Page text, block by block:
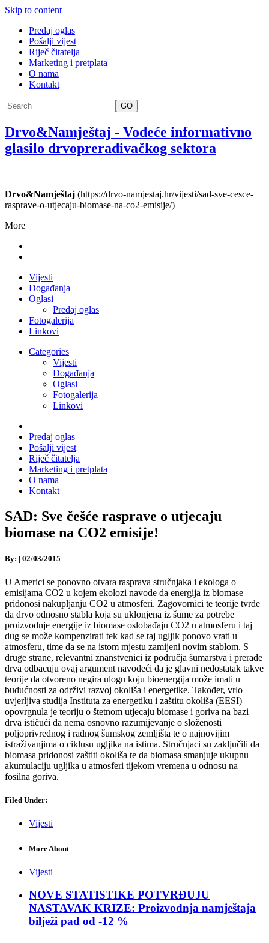
Skip to content
Predaj oglas
Pošalji vijest
Riječ čitatelja
Marketing i pretplata
O nama
Kontakt
GO
Drvo&Namještaj - Vodeće informativno
glasilo drvoprerađivačkog sektora
Drvo&Namještaj (https://drvo-namjestaj.hr/vijesti/sad-sve-cesce-
rasprave-o-utjecaju-biomase-na-co2-emisije/)
More
Vijesti
Događanja
Oglasi
Predaj oglas
Fotogalerija
Linkovi
Categories
Vijesti
Događanja
Oglasi
Fotogalerija
Linkovi
Predaj oglas
Pošalji vijest
Riječ čitatelja
Marketing i pretplata
O nama
Kontakt
SAD: Sve češće rasprave o utjecaju
biomase na CO2 emisije!
By: | 02/03/2015
U Americi se ponovno otvara rasprava stručnjaka i ekologa o
emisijama CO2 u kojem ekolozi navode da energija iz biomase
pridonosi nakupljanju CO2 u atmosferi. Zagovornici te teorije tvrde
da drvo odnosno stabla koja su uklonjena iz šume za potrebe
proizvodnje energije iz biomase oslobađaju CO2 u atmosferu i taj
dug se može kompenzirati tek kad se taj ugljik ponovo vrati u
atmosferu, time da se na istom mjestu zamijeni novim stablom. S
druge strane, relevantni znanstvenici iz područja šumarstva i prerade
drva odbacuju ovaj argument navodeći da je glavni nedostatak takve
teorije da otvoreno negira ulogu koju bioenergija može imati u
budućnosti za održivi razvoj okoliša i energetike. Također, vrlo
uvjerljiva studija Instituta za energetiku i zaštitu okoliša (EESI)
opovrgnula je teoriju o štetnom utjecaju biomase i goriva na bazi
drva ističući da nema osnovno razumijevanje o složenosti
poljoprivrednog i radnog šumskog zemljišta te o najnovijim
istraživanjima o ciklusu ugljika na istima. Stručnjaci su zaključili da
biomasa pridonosi zaštiti okoliša te da biomasa smanjuje ukupnu
akumulaciju ugljika u atmosferi tijekom vremena u odnosu na
fosilna goriva.
Filed Under:
Vijesti
More About
Vijesti
NOVE STATISTIKE POTVRĐUJU
NASTAVAK KRIZE: Proizvodnja namještaja
bilježi pad od -12 %